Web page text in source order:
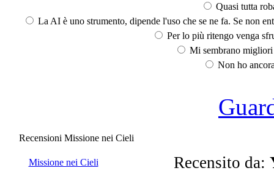
Quasi tutta
La AI è uno strumento, dipende l'uso che se ne fa. Se non
Per lo più ritengo venga
Mi sembrano
Non ho
Recensioni Missione nei Cieli
Missione nei Cieli Recensito da: